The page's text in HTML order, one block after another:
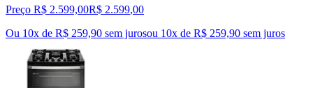
Preço R$ 2.599,00R$ 2.599,00
Ou 10x de R$ 259,90 sem jurosou 10x de R$ 259,90 sem juros